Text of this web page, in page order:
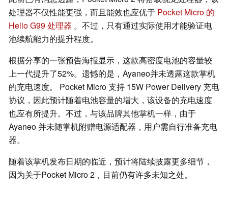
处理器不仅性能更强，而且能效也应优于 Pocket Micro 的
Helio G99 处理器 。不过，只有通过实际使用才能验证电
池续航能力的提升程度。
根据分享的一张预告海报显示，这款高密度电池的容量较
上一代提升了52%。遗憾的是，Ayaneo并未透露这款掌机
的充电速度。 Pocket Micro 支持 15W Power Delivery 充电
协议，因此预计随着电池容量的增大，该设备的充电速度
也应有所提升。不过，与该品牌其他掌机一样，由于
Ayaneo 并未随掌机附赠电源适配器，用户需自行准备充电
器。
随着该掌机发布日期的临近，预计将陆续披露更多细节，
因为关于Pocket Micro 2，目前仍有许多未知之处。